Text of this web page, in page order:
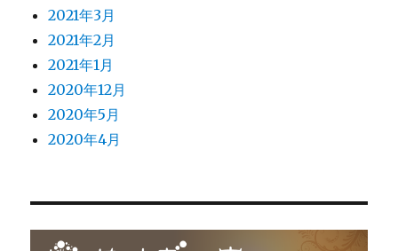
2021年3月
2021年2月
2021年1月
2020年12月
2020年5月
2020年4月